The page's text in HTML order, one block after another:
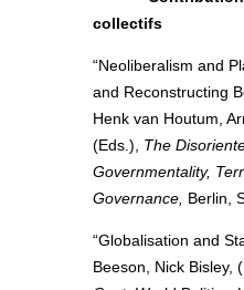
collectifs
“Neoliberalism and
and Reconstructing
Henk van Houtum,
(Eds.), The
Governmentality,
Governance, Berlin,
“Globalisation and
Beeson, Nick Bisley,